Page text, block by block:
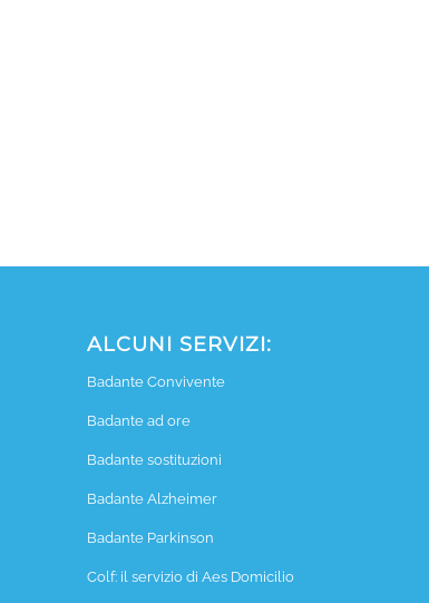
ALCUNI SERVIZI:
Badante Convivente
Badante ad ore
Badante sostituzioni
Badante Alzheimer
Badante Parkinson
Colf: il servizio di Aes Domicilio